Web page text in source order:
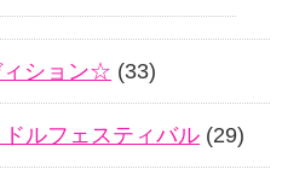
ィション☆ (33)
ルフェスティバル (29)